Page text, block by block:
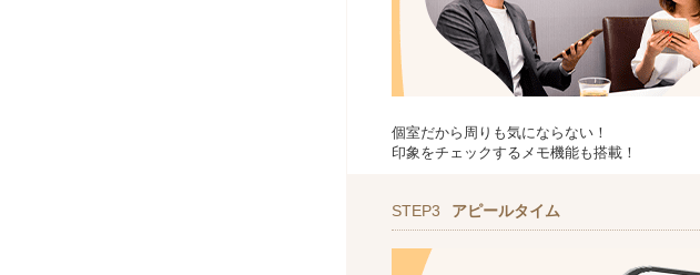
個室だから周りも気にならない！
印象をチェックするメモ機能も搭載！
STEP3 アピールタイム